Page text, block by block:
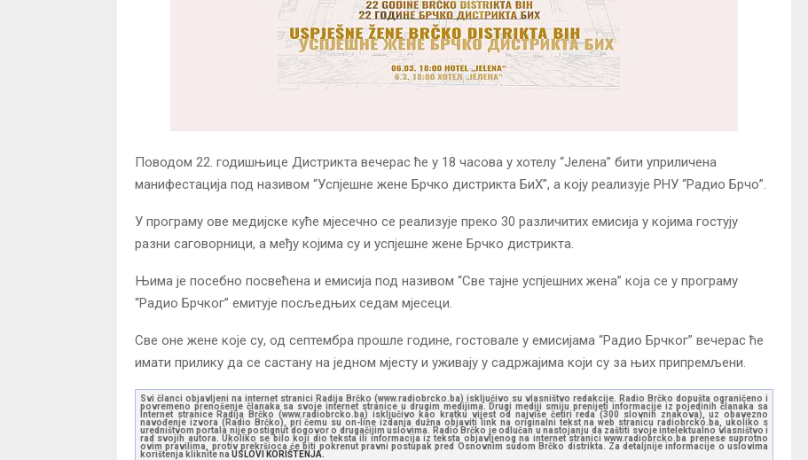
Поводом 22. годишњице Дистрикта вечерас ће у 18 часова у хотелу “Јелена” бити уприличена
манифестација под називом “Успјешне жене Брчко дистрикта БиХ”, а коју реализује РНУ “Радио Брчо”.
У програму ове медијске куће мјесечно се реализује преко 30 различитих емисија у којима гостују
разни саговорници, а међу којима су и успјешне жене Брчко дистрикта.
Њима је посебно посвећена и емисија под називом “Све тајне успјешних жена” која се у програму
“Радио Брчког” емитује посљедњих седам мјесеци.
Све оне жене које су, од септембра прошле године, гостовале у емисијама “Радио Брчког” вечерас ће
имати прилику да се састану на једном мјесту и уживају у садржајима који су за њих припремљени.
Svi članci objavljeni na internet stranici Radija Brčko (www.radiobrcko.ba) isključivo su vlasništvo redakcije. Radio Brčko dopušta ograničeno i
povremeno prenošenje članaka sa svoje internet stranice u drugim medijima. Drugi mediji smiju prenijeti informacije iz pojedinih članaka sa
Internet stranice Radija Brčko (www.radiobrcko.ba) isključivo kao kratku vijest od najviše četiri reda (300 slovnih znakova), uz obavezno
navođenje izvora (Radio Brčko), pri čemu su on-line izdanja dužna objaviti link na originalni tekst na web stranicu radiobrcko.ba, ukoliko s
uredništvom portala nije postignut dogovor o drugačijim uslovima. Radio Brčko je odlučan u nastojanju da zaštiti svoje intelektualno vlasništvo i
rad svojih autora. Ukoliko se bilo koji dio teksta ili informacija iz teksta objavljenog na internet stranici www.radiobrcko.ba prenese suprotno
ovim pravilima, protiv prekršioca će biti pokrenut pravni postupak pred Osnovnim sudom Brčko distrikta. Za detaljnije informacije o uslovima
korištenja kliknite na USLOVI KORIŠTENJA.